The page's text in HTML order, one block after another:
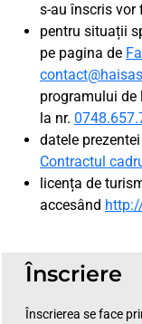
s-au înscris vor
pentru situații
pe pagina de
programului de
la nr.
datele
Contractul
licența de
accesând
Înscriere
Înscrierea se face